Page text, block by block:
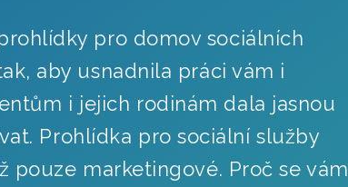
pro domov sociálních
aby usnadnila práci vám i
i jejich rodinám dala jasnou
Prohlídka pro sociální služby
pouze marketingové. Proč se vám